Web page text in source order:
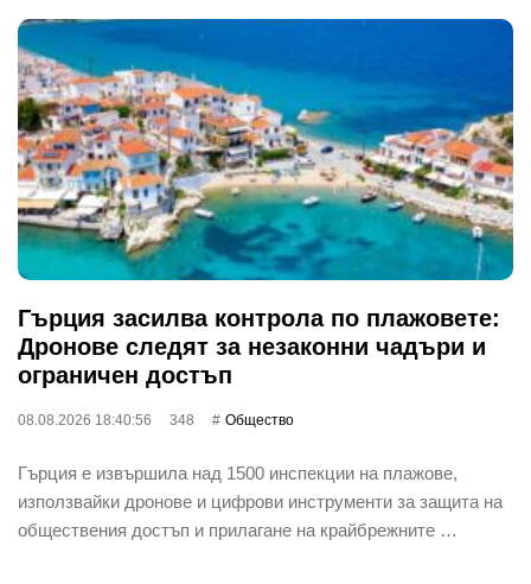
Гърция засилва контрола по плажовете:
Дронове следят за незаконни чадъри и
ограничен достъп
08.08.2026 18:40:56 348 Общество
Гърция е извършила над 1500 инспекции на плажове,
използвайки дронове и цифрови инструменти за защита на
обществения достъп и прилагане на крайбрежните …